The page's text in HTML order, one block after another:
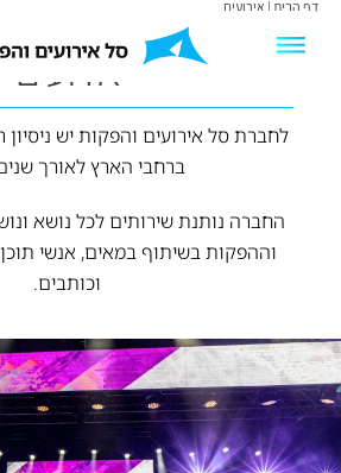
דף הבית | אירועים
אירועים
לחברת סל אירועים והפקות יש ניסיון
ברחבי הארץ לאורך
החברה נותנת שירותים לכל נושא
וההפקות בשיתוף במאים, אנשי
וכותבים.